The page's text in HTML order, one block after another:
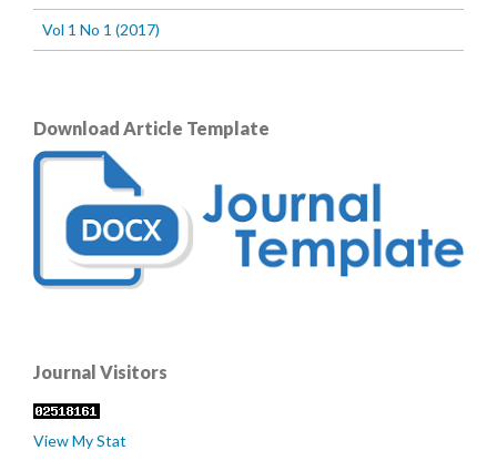
Vol 1 No 1 (2017)
Download Article Template
Journal Visitors
View My Stat